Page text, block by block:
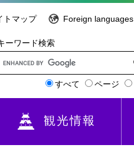
トマップ Foreign languages
ーワード検索
すべて ページ
観光情報